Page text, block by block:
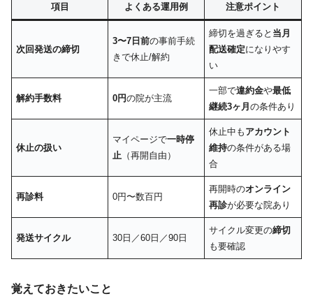
項目 よくある運用例 注意ポイント
次回発送の締切
3〜7日前の事前手続
きで休止/解約
締切を過ぎると 当月
配送確定になりやす
い
解約手数料 0円の院が主流
一部で違約金や最低
継続3ヶ月の条件あり
休止の扱い
マイページで一時停
止 （再開自由）
休止中も アカウント
維持の条件がある場
合
再診料 0円〜数百円
再開時のオンライン
再診が必要な院あり
発送サイクル 30日／60日／90日
サイクル変更の締切
も要確認
覚えておきたいこと